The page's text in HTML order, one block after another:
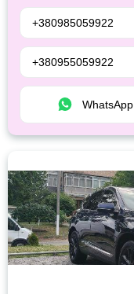
+380985059922
+380955059922
WhatsApp